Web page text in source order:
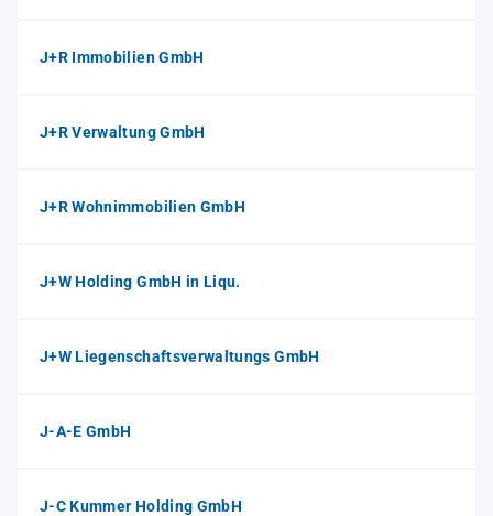
J+R Immobilien GmbH
J+R Verwaltung GmbH
J+R Wohnimmobilien GmbH
J+W Holding GmbH in Liqu.
J+W Liegenschaftsverwaltungs GmbH
J-A-E GmbH
J-C Kummer Holding GmbH